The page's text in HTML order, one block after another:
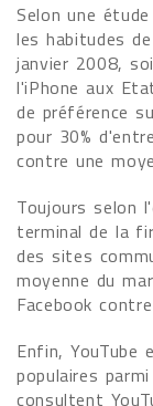
Selon une
les habitudes
janvier 2008,
l'iPhone aux
de préférence
pour 30%
contre une
Toujours selon
terminal de la
des sites
moyenne du
Facebook
Enfin,
populaires
consultent